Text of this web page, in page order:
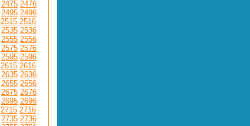
2475 2476
2495 2496
2515 2516
2535 2536
2555 2556
2575 2576
2595 2596
2615 2616
2635 2636
2655 2656
2675 2676
2695 2696
2715 2716
2735 2736